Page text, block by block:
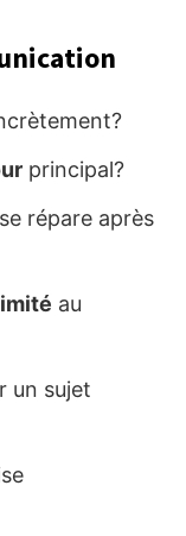
principal?
répare après
au
un sujet